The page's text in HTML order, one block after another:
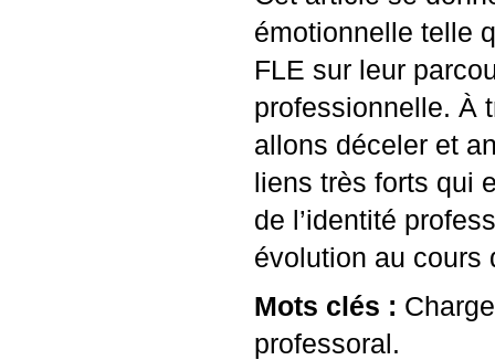
émotionnelle telle
FLE sur leur
professionnelle. À
allons déceler et
liens très forts qui
de l’identité
évolution au cours
Mots clés :
professoral.